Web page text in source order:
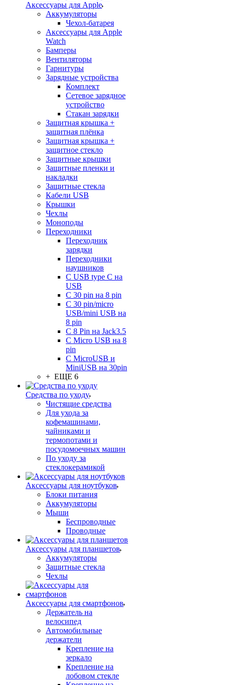
Аксессуары для Apple
Аккумуляторы
Чехол-батарея
Аксессуары для Apple
Watch
Бамперы
Вентиляторы
Гарнитуры
Зарядные устройства
Комплект
Сетевое зарядное
устройство
Стакан зарядки
Защитная крышка +
защитная плёнка
Защитная крышка +
защитное стекло
Защитные крышки
Защитные пленки и
накладки
Защитные стекла
Кабели USB
Крышки
Чехлы
Моноподы
Переходники
Переходник
зарядки
Переходники
наушников
С USB type C на
USB
С 30 pin на 8 pin
С 30 pin/micro
USB/mini USB на
8 pin
С 8 Pin на Jack3.5
С Micro USB на 8
pin
С MicroUSB и
MiniUSB на 30pin
+ ЕЩЕ 6
Средства по уходу
Чистящие средства
Для ухода за
кофемашинами,
чайниками и
термопотами и
посудомоечных машин
По уходу за
стеклокерамикой
Аксессуары для ноутбуков
Блоки питания
Аккумуляторы
Мыши
Беспроводные
Проводные
Аксессуары для планшетов
Аккумуляторы
Защитные стекла
Чехлы
Аксессуары для смартфонов
Держатель на
велосипед
Автомобильные
держатели
Крепление на
зеркало
Крепление на
лобовом стекле